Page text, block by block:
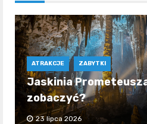
ATRAKCJE ZABYTKI
Jaskinia
zobaczyć?
23 lipca 2026